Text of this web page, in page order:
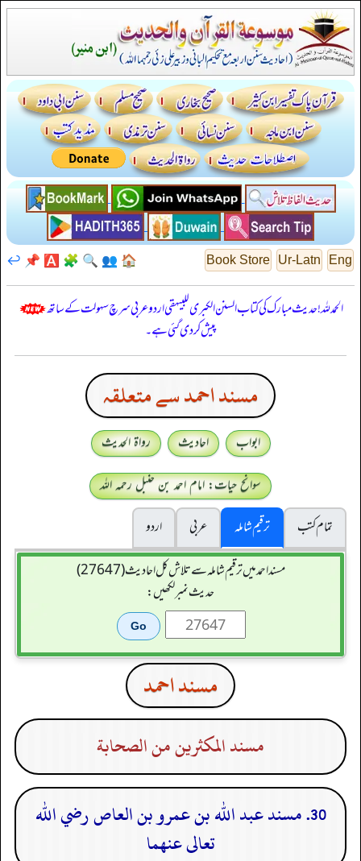
Eng
Ur-Latn
Book Store
🏠
👥
🔍
🧩
🅰️
📌
↩️
الحمدللہ! حدیث مبارک کی کتاب السنن الكبرى للبيهقي اردو عربی سرچ سہولت کے ساتھ
پیش کر دی گئی ہے۔
مسند احمد سے متعلقہ
ابواب احادیث
رواۃ الحدیث
سوانح حیات: امام احمد بن حنبل رحمہ اللہ
تمام کتب
ترقیم شاملہ عربی
اردو
مسند احمد میں ترقیم شاملہ سے تلاش کل احادیث (27647)
حدیث نمبر لکھیں:
مسند احمد
مسند المكثرين من الصحابة
30. مسند عبد الله بن عمرو بن العاص رضي الله
تعالى عنهما